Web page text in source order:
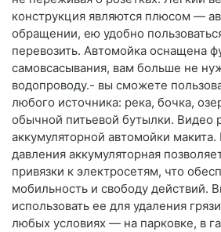
конструкция являются плюсом —
обращении, ею удобно
перевозить. Автомойка оснащена
самовсасывания, вам больше не
водопроводу.- вы сможете
любого источника: река, бочка,
обычной питьевой бутылки. Видео
аккумуляторной автомойки
давления аккумуляторная
привязки к электросетям, что
мобильность и свободу действий.
использовать ее для удаления
любых условиях — на парковке, в